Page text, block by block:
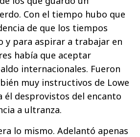
Con el tiempo hubo que
de que los tiempos
y para aspirar a trabajar en
había que aceptar
internacionales. Fueron
muy instructivos de Lowe
él desprovistos del encanto
a ultranza.
lo mismo. Adelantó apenas